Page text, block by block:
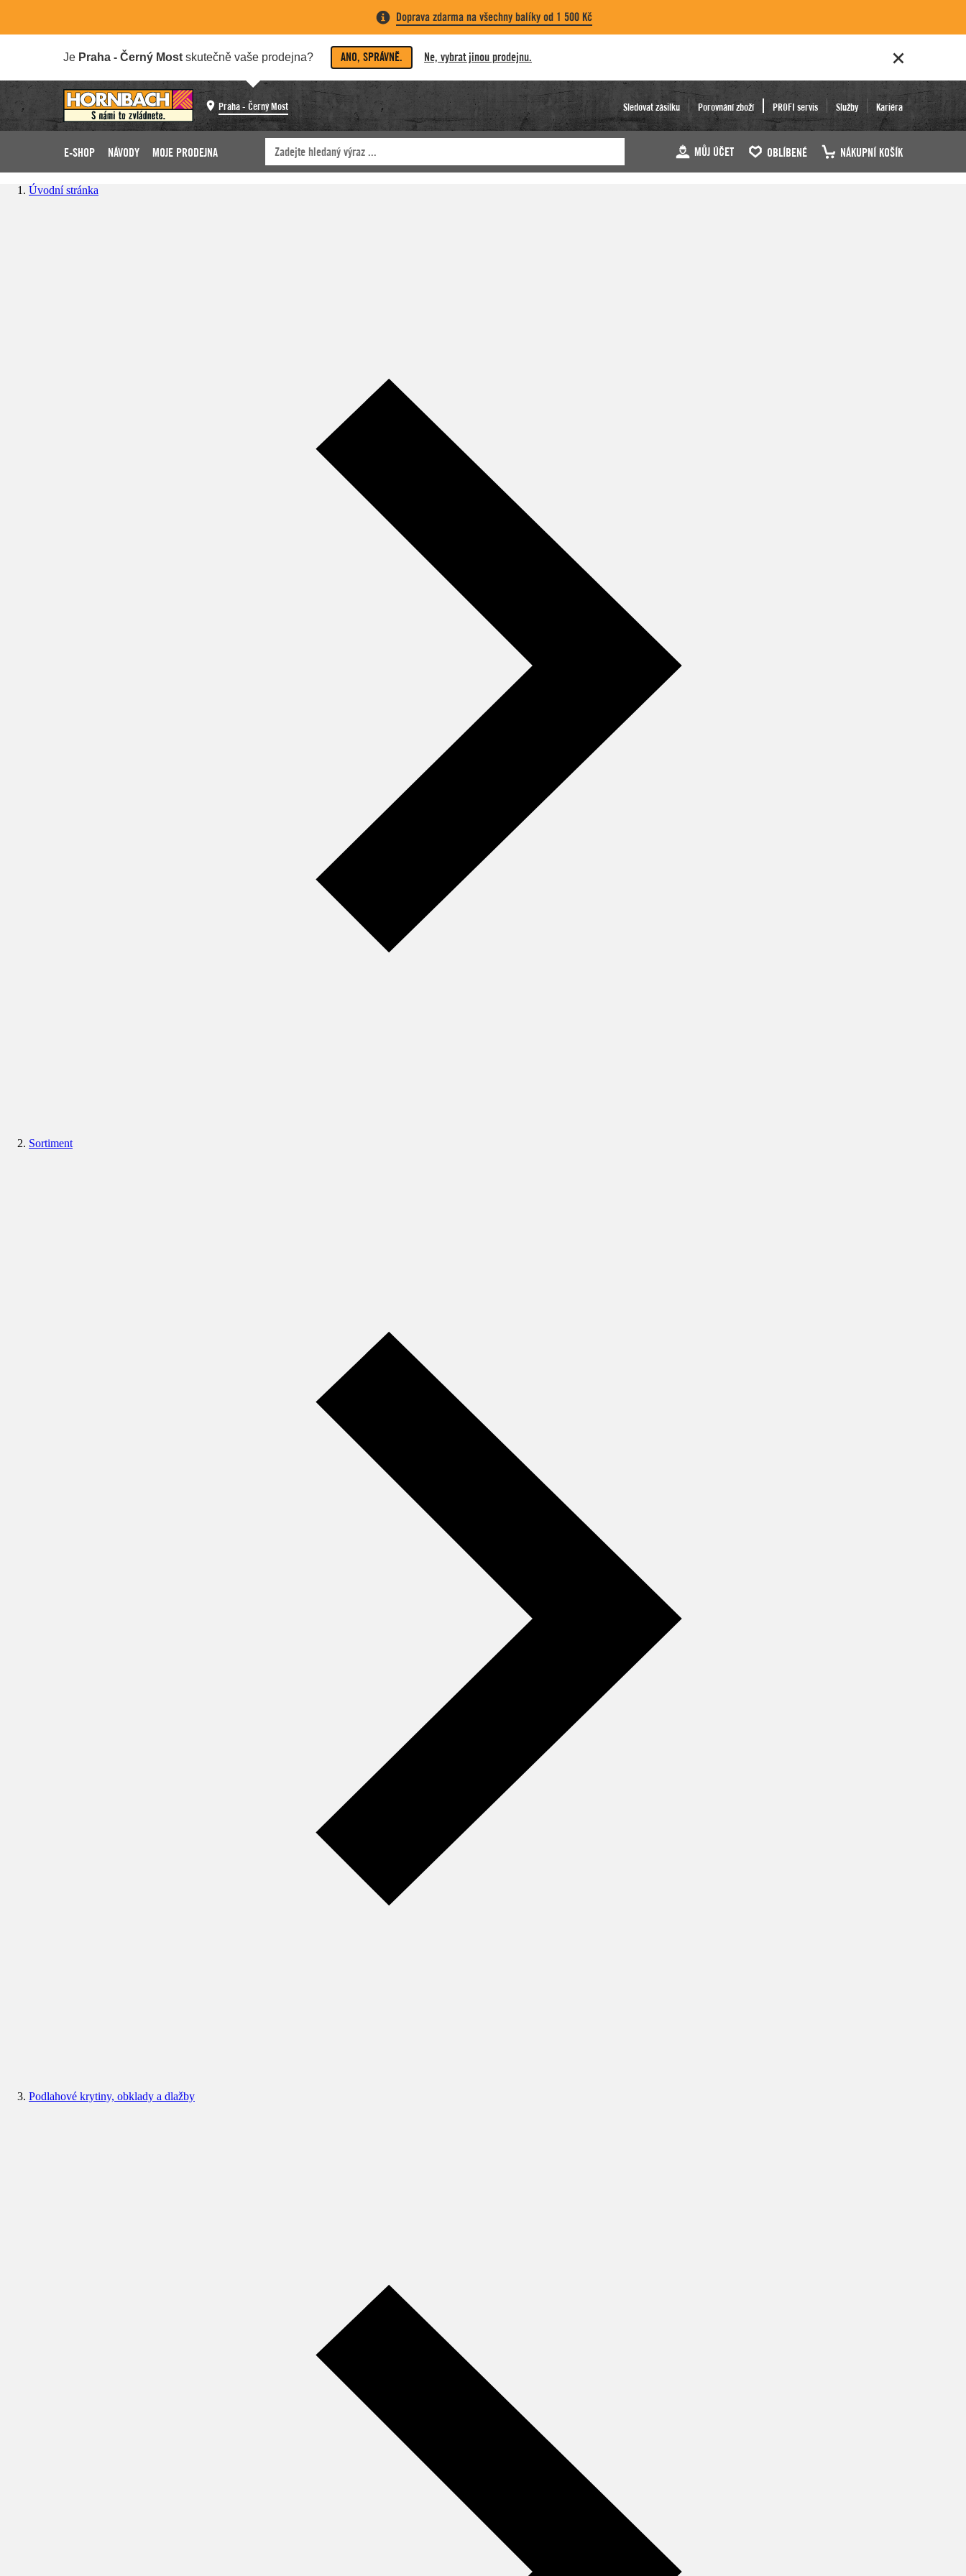
Doprava zdarma na všechny balíky od 1 500 Kč
Je Praha - Černý Most skutečně vaše prodejna? ANO, SPRÁVNĚ. Ne, vybrat jinou prodejnu.
Praha - Černý Most Sledovat zásilku Porovnání zboží PROFI servis Služby Kariéra
E-SHOP NÁVODY MOJE PRODEJNA MŮJ ÚČET OBLÍBENÉ NÁKUPNÍ KOŠÍK
Úvodní stránka
Sortiment
Podlahové krytiny, obklady a dlažby